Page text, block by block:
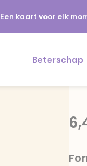
Een kaart voor elk
Beterschap